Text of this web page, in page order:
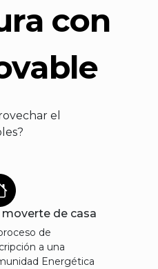
con
el
moverte de casa
de
a una
Energética